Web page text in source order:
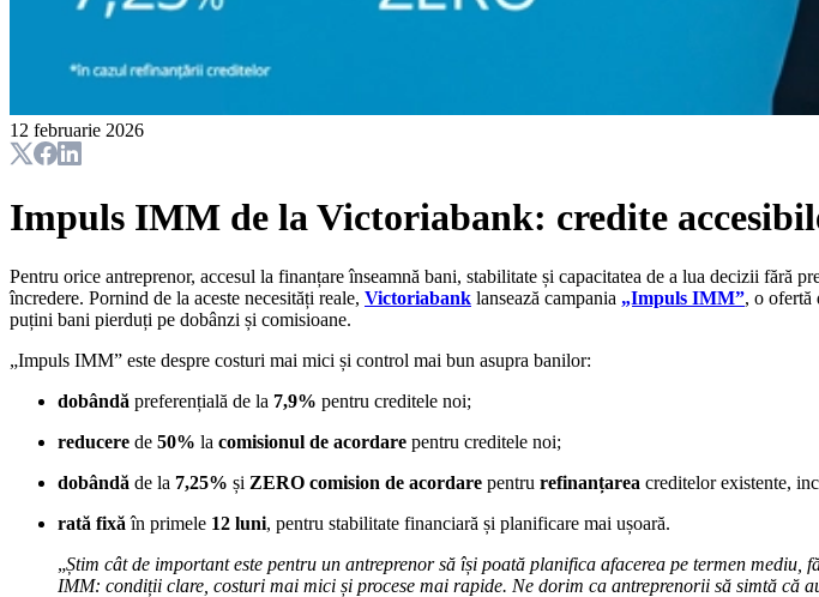
12 februarie 2026
Impuls IMM de la Victoriabank: credite
Pentru orice antreprenor, accesul la finanțare înseamnă bani, stabilitate și capacitatea de a lua decizii fără
încredere. Pornind de la aceste necesități reale, Victoriabank lansează campania „Impuls IMM”, o ofertă
puțini bani pierduți pe dobânzi și comisioane.
„Impuls IMM” este despre costuri mai mici și control mai bun asupra banilor:
dobândă preferențială de la 7,9% pentru creditele noi;
reducere de 50% la comisionul de acordare pentru creditele noi;
dobândă de la 7,25% și ZERO comision de acordare pentru refinanțarea creditelor existente,
rată fixăîn primele 12 luni, pentru stabilitate financiară și planificare mai ușoară.
„Știm cât de important este pentru un antreprenor să își poată planifica afacerea pe termen
IMM: condiții clare, costuri mai mici și procese mai rapide. Ne dorim ca antreprenorii să simtă că